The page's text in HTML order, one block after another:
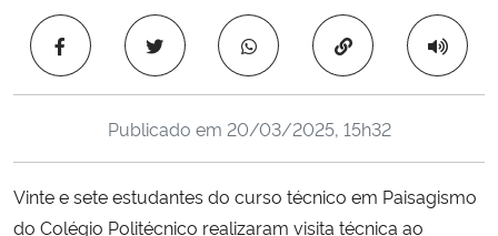
Ministério da Saúde
Ministério do Meio Ambiente
Copiar para área
Publicado em 20/03/2025, 15h32
Vinte e sete estudantes do curso técnico em Paisagismo
do Colégio Politécnico realizaram visita técnica ao